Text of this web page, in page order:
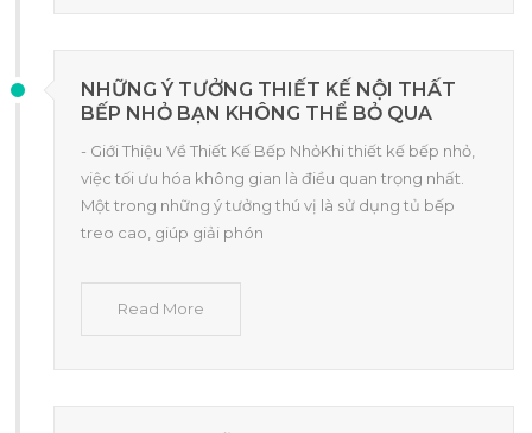
NHỮNG Ý TƯỞNG THIẾT KẾ NỘI THẤT
BẾP NHỎ BẠN KHÔNG THỂ BỎ QUA
- Giới Thiệu Về Thiết Kế Bếp NhỏKhi thiết kế bếp nhỏ,
việc tối ưu hóa không gian là điều quan trọng nhất.
Một trong những ý tưởng thú vị là sử dụng tủ bếp
treo cao, giúp giải phón
Read More